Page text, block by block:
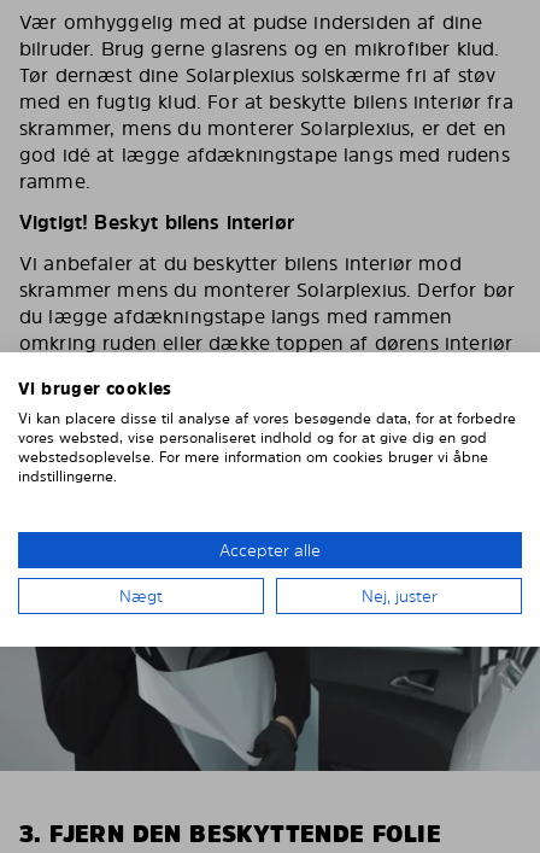
Vær omhyggelig med at pudse indersiden af dine
bilruder. Brug gerne glasrens og en mikrofiber klud.
Tør dernæst dine Solarplexius solskærme fri af støv
med en fugtig klud. For at beskytte bilens interiør fra
skrammer, mens du monterer Solarplexius, er det en
god idé at lægge afdækningstape langs med rudens
ramme.
Vigtigt! Beskyt bilens interiør
Vi anbefaler at du beskytter bilens interiør mod
skrammer mens du monterer Solarplexius. Derfor bør
du lægge afdækningstape langs med rammen
omkring ruden eller dække toppen af dørens interiør
3. FJERN DEN BESKYTTENDE FOLIE
Vi bruger cookies
Vi kan placere disse til analyse af vores besøgende data, for at forbedre
vores websted, vise personaliseret indhold og for at give dig en god
webstedsoplevelse. For mere information om cookies bruger vi åbne
indstillingerne.
Accepter alle
Nægt Nej, juster